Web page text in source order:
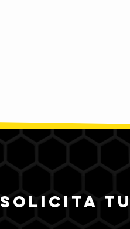
Solicita tu